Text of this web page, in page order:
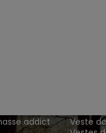
addict
Veste